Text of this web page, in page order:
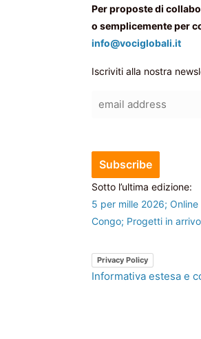
Per proposte di
o semplicemente per
info@vociglobali.it
Iscriviti alla nostra
Sotto l’ultima edizione:
5 per mille 2026;
Congo; Progetti in
Privacy Policy
Informativa estesa e